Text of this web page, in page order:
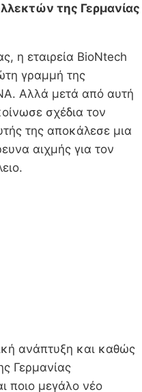
της Γερμανίας
η εταιρεία BioNtech
γραμμή της
Αλλά μετά από αυτή
σχέδια τον
της αποκάλεσε μια
αιχμής για τον
ανάπτυξη και καθώς
Γερμανίας
ποιο μεγάλο νέο